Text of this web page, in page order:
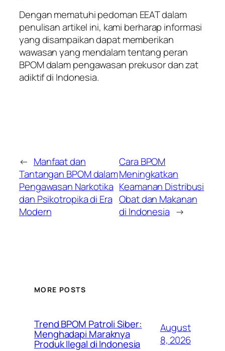
Dengan mematuhi pedoman EEAT dalam
penulisan artikel ini, kami berharap informasi
yang disampaikan dapat memberikan
wawasan yang mendalam tentang peran
BPOM dalam pengawasan prekusor dan zat
adiktif di Indonesia.
← Manfaat dan
Tantangan BPOM dalam
Pengawasan Narkotika
dan Psikotropika di Era
Modern
Cara BPOM
Meningkatkan
Keamanan Distribusi
Obat dan Makanan
di Indonesia →
MORE POSTS
Trend BPOM Patroli Siber:
Menghadapi Maraknya
Produk Ilegal di Indonesia
August
8, 2026